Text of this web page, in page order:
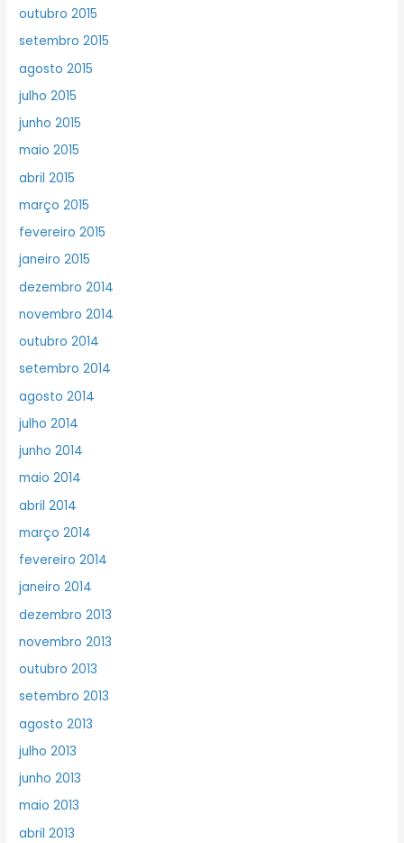
outubro 2015
setembro 2015
agosto 2015
julho 2015
junho 2015
maio 2015
abril 2015
março 2015
fevereiro 2015
janeiro 2015
dezembro 2014
novembro 2014
outubro 2014
setembro 2014
agosto 2014
julho 2014
junho 2014
maio 2014
abril 2014
março 2014
fevereiro 2014
janeiro 2014
dezembro 2013
novembro 2013
outubro 2013
setembro 2013
agosto 2013
julho 2013
junho 2013
maio 2013
abril 2013